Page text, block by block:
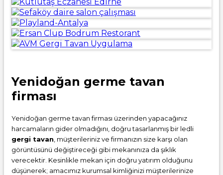
Yenidoğan germe tavan
firması
Yenidoğan germe tavan firması üzerinden yapacağınız
harcamaların gider olmadığını, doğru tasarlanmış bir ledli
gergi tavan , müşterileriniz ve firmanızın size karşı olan
görüntüsünü değiştireceği gibi mekanınıza da şıklık
verecektir. Kesinlikle mekan için doğru yatırım olduğunu
düşünerek; amacımız kurumsal kimliğinizi müşterilerinize